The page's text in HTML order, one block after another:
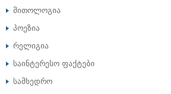
მითოლოგია
პოეზია
რელიგია
საინტერესო ფაქტები
სამხედრო